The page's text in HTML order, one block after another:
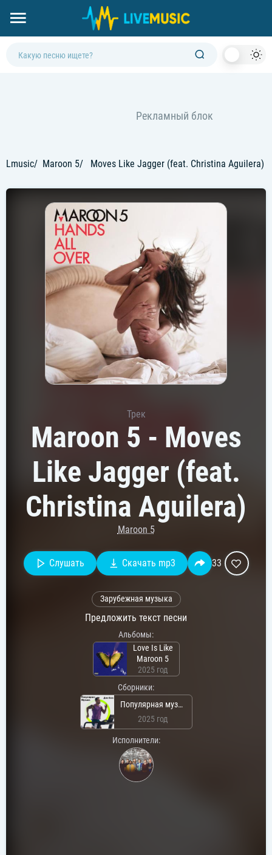
Lmusic Maroon 5 Moves Like Jagger (feat. Christina Aguilera)
Трек
Maroon 5 - Moves
Like Jagger (feat.
Christina Aguilera)
Maroon 5
Слушать Скачать mp3 33
Зарубежная музыка
Предложить текст песни
Альбомы:
Love Is Like
Maroon 5
2025 год
Сборники:
Популярная музыка для бега
2025 год
Исполнители: